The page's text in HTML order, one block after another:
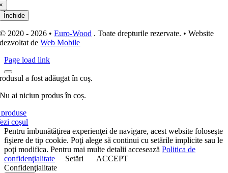
Închide
© 2020 - 2026 •Euro-Wood . Toate drepturile rezervate. • Website
dezvoltat deWeb Mobile
Page load link
a fost adăugat în coş.
Nu ai niciun produs în coș.
coşul
Pentru îmbunătăţirea experienţei de navigare, acest website foloseşte
fişiere de tip cookie. Poţi alege să continui cu setările implicite sau le
poţi modifica. Pentru mai multe detalii accesează Politica de
confidenţialitate
Setări
ACCEPT
Confidenţialitate